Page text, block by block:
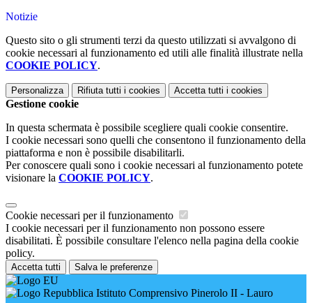
Notizie
Questo sito o gli strumenti terzi da questo utilizzati si avvalgono di
cookie necessari al funzionamento ed utili alle finalità illustrate nella
COOKIE POLICY.
Personalizza Rifiuta tutti i cookies Accetta tutti i cookies
Gestione cookie
In questa schermata è possibile scegliere quali cookie consentire.
I cookie necessari sono quelli che consentono il funzionamento della
piattaforma e non è possibile disabilitarli.
Per conoscere quali sono i cookie necessari al funzionamento potete
visionare la COOKIE POLICY.
Cookie necessari per il funzionamento
I cookie necessari per il funzionamento non possono essere
disabilitati. È possibile consultare l'elenco nella pagina della cookie
policy.
Accetta tutti Salva le preferenze
Istituto Comprensivo Pinerolo II - Lauro